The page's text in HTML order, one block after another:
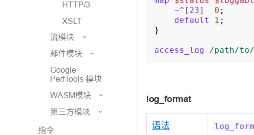
HTTP/3
XSLT
流模块
邮件模块
Google
PerfTools 模块
WASM模块
第三方模块
指令
~^[23]
0 ;
default
1 ;
}
access_log /path/to/
log_format
语法